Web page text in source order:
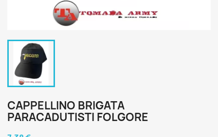
CAPPELLINO BRIGATA
PARACADUTISTI FOLGORE